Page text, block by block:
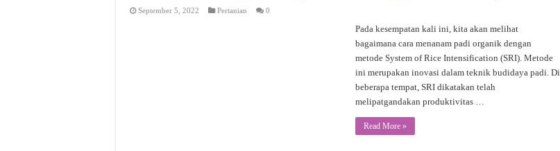
September 5, 2022 Pertanian 0
Pada kesempatan kali ini, kita akan melihat
bagaimana cara menanam padi organik dengan
metode System of Rice Intensification (SRI). Metode
ini merupakan inovasi dalam teknik budidaya padi. Di
beberapa tempat, SRI dikatakan telah
melipatgandakan produktivitas …
Read More »